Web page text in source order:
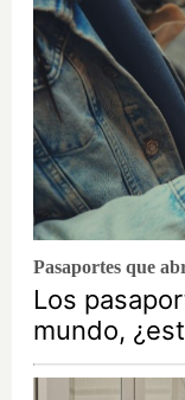
Pasaportes que
Los
mundo,